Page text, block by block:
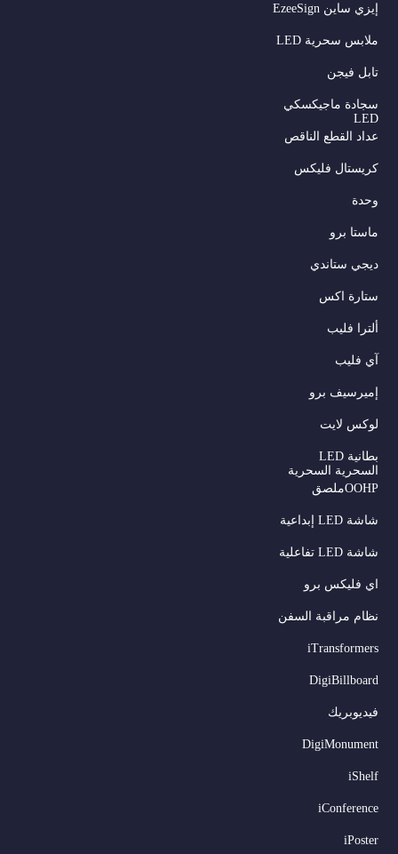
إيزي ساين EzeeSign
ملابس سحرية LED
تابل فيجن
سجادة ماجيكسكي
LED
عداد القطع الناقص
كريستال فليكس
وحدة
ماستا برو
ديجي ستاندي
ستارة اكس
ألترا فليب
آي فليب
إميرسيف برو
لوكس لايت
بطانية LED
السحرية السحرية
OOHPملصق
شاشة LED إبداعية
شاشة LED تفاعلية
اي فليكس برو
نظام مراقبة السفن
iTransformers
DigiBillboard
فيديوبريك
DigiMonument
iShelf
iConference
iPoster